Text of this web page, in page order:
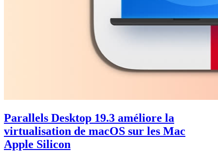
Parallels Desktop 19.3 améliore la
virtualisation de macOS sur les Mac
Apple Silicon